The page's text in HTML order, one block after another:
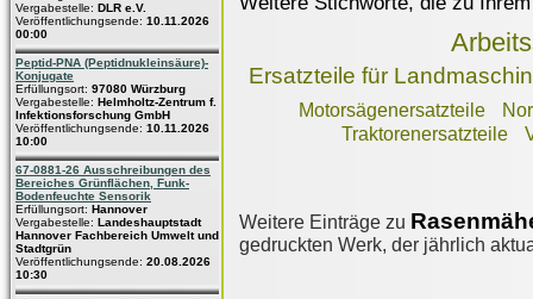
Vergabestelle: DLR e.V.
Veröffentlichungsende: 10.11.2026
00:00
Peptid-PNA (Peptidnukleinsäure)-
Konjugate
Erfüllungsort: 97080 Würzburg
Vergabestelle: Helmholtz-Zentrum f.
Infektionsforschung GmbH
Veröffentlichungsende: 10.11.2026
10:00
67-0881-26 Ausschreibungen des
Bereiches Grünflächen, Funk-
Bodenfeuchte Sensorik
Erfüllungsort: Hannover
Vergabestelle: Landeshauptstadt
Hannover Fachbereich Umwelt und
Stadtgrün
Veröffentlichungsende: 20.08.2026
10:30
Ersatzteile für
Motorsägenersatzteile
Traktorenersatzteile
Weitere Einträge zu
gedruckten Werk, der jährlich